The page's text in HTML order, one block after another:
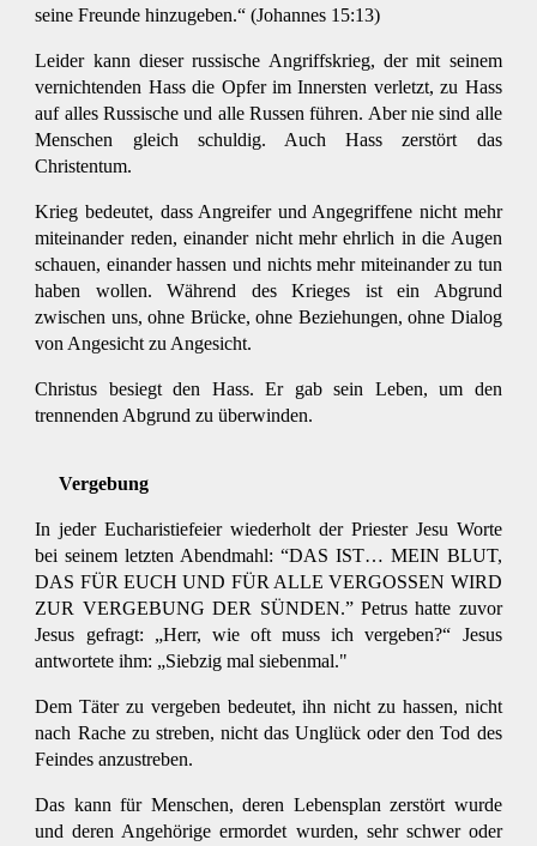
seine Freunde hinzugeben.“ (Johannes 15:13)
Leider kann dieser russische Angriffskrieg, der mit seinem
vernichtenden Hass die Opfer im Innersten verletzt, zu Hass
auf alles Russische und alle Russen führen. Aber nie sind alle
Menschen gleich schuldig. Auch Hass zerstört das
Christentum.
Krieg bedeutet, dass Angreifer und Angegriffene nicht mehr
miteinander reden, einander nicht mehr ehrlich in die Augen
schauen, einander hassen und nichts mehr miteinander zu tun
haben wollen. Während des Krieges ist ein Abgrund
zwischen uns, ohne Brücke, ohne Beziehungen, ohne Dialog
von Angesicht zu Angesicht.
Christus besiegt den Hass. Er gab sein Leben, um den
trennenden Abgrund zu überwinden.
Vergebung
In jeder Eucharistiefeier wiederholt der Priester Jesu Worte
bei seinem letzten Abendmahl: “DAS IST… MEIN BLUT,
DAS FÜR EUCH UND FÜR ALLE VERGOSSEN WIRD
ZUR VERGEBUNG DER SÜNDEN.” Petrus hatte zuvor
Jesus gefragt: „Herr, wie oft muss ich vergeben?“ Jesus
antwortete ihm: „Siebzig mal siebenmal."
Dem Täter zu vergeben bedeutet, ihn nicht zu hassen, nicht
nach Rache zu streben, nicht das Unglück oder den Tod des
Feindes anzustreben.
Das kann für Menschen, deren Lebensplan zerstört wurde
und deren Angehörige ermordet wurden, sehr schwer oder